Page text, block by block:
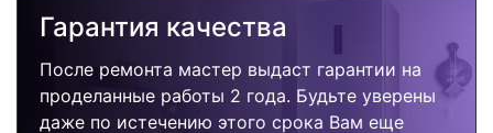
Гарантия качества
После ремонта мастер выдаст гарантии на
проделанные работы 2 года. Будьте уверены
даже по истечению этого срока Вам еще